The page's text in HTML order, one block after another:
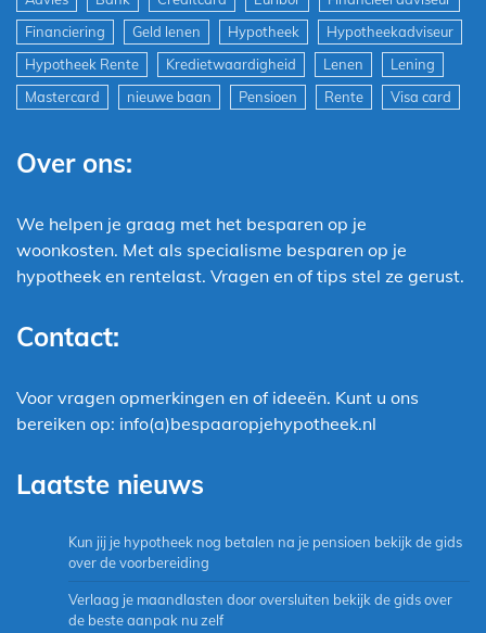
Financiering
Geld lenen Hypotheek
Hypotheekadviseur
Hypotheek Rente
Kredietwaardigheid Lenen
Lening
Mastercard
nieuwe baan Pensioen Rente Visa card
Over ons:
We helpen je graag met het besparen op je
woonkosten. Met als specialisme besparen op je
hypotheek en rentelast. Vragen en of tips stel ze gerust.
Contact:
Voor vragen opmerkingen en of ideeën. Kunt u ons
bereiken op: info(a)bespaaropjehypotheek.nl
Laatste nieuws
Kun jij je hypotheek nog betalen na je pensioen bekijk de gids
over de voorbereiding
Verlaag je maandlasten door oversluiten bekijk de gids over
de beste aanpak nu zelf